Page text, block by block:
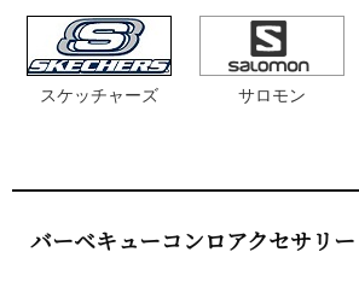
スケッチャーズ サロモン
バーベキューコンロアクセサリー